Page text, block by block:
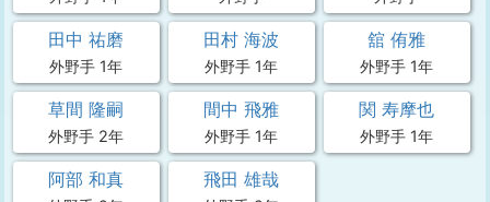
田中 祐磨
外野手 1年
田村 海波
外野手 1年
舘 侑雅
外野手 1年
草間 隆嗣
外野手 2年
間中 飛雅
外野手 1年
関 寿摩也
外野手 1年
阿部 和真 飛田 雄哉